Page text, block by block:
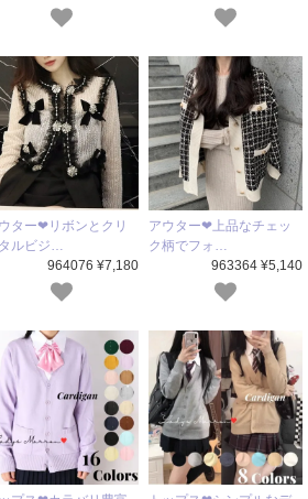
ター❤リボンとクリ
ルビジ…
964076 ¥7,180
アウター❤上品なチェッ
ク柄でフォ…
963364 ¥5,140